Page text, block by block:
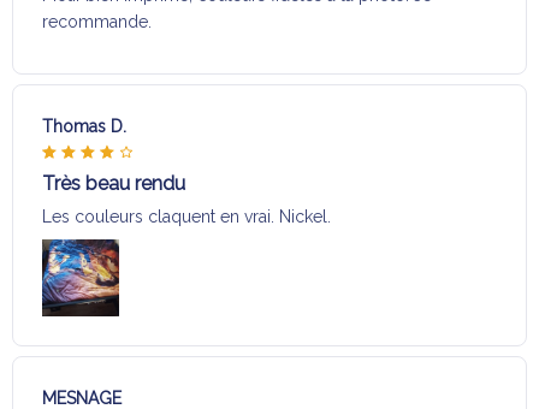
recommande.
Thomas D.
Très beau rendu
Les couleurs claquent en vrai. Nickel.
MESNAGE